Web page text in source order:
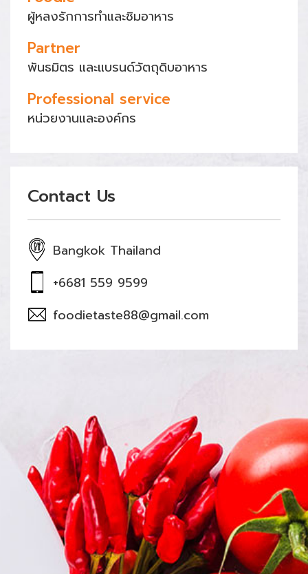
ผู้หลงรักการทำและชิมอาหาร
Partner
พันธมิตร และแบรนด์วัตถุดิบอาหาร
Professional service
หน่วยงานและองค์กร
Contact Us
Bangkok Thailand
+6681 559 9599
foodietaste88@gmail.com